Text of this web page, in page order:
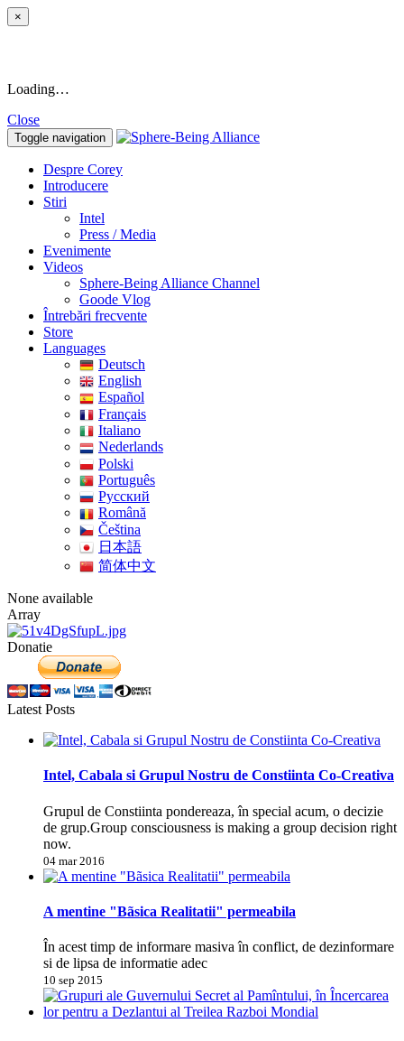
×
Loading…
Close
Toggle navigation
Despre Corey
Introducere
Stiri
Intel
Press / Media
Evenimente
Videos
Sphere-Being Alliance Channel
Goode Vlog
Întrebări frecvente
Store
Languages
Deutsch
English
Español
Français
Italiano
Nederlands
Polski
Português
Pусский
Română
Čeština
日本語
简体中文
None available
Array
Donatie
Latest Posts
Intel, Cabala si Grupul Nostru de Constiinta Co-Creativa
Grupul de Constiinta pondereaza, în special acum, o decizie
de grup.Group consciousness is making a group decision right
now.
04 mar 2016
A mentine "Bãsica Realitatii" permeabila
În acest timp de informare masiva în conflict, de dezinformare
si de lipsa de informatie adec
10 sep 2015